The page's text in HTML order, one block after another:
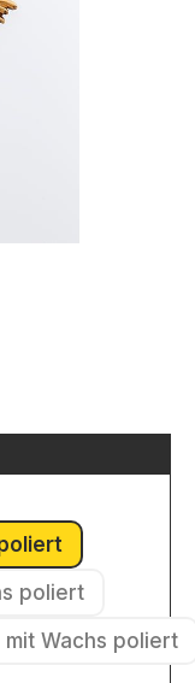
ist zurzeit nicht
poliert
ist zurzeit nicht
Wachs poliert
Option ist zurzeit